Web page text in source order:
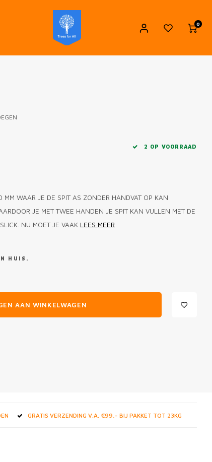
0
2 OP VOORRAAD
WAAR JE DE SPIT AS ZONDER HANDVAT OP KAN
JE MET TWEE HANDEN JE SPIT KAN VULLEN MET DE
NU MOET JE VAAK LEES MEER
HUIS.
AAN WINKELWAGEN
GRATIS VERZENDING V.A. €99,- BIJ PAKKET TOT 23KG